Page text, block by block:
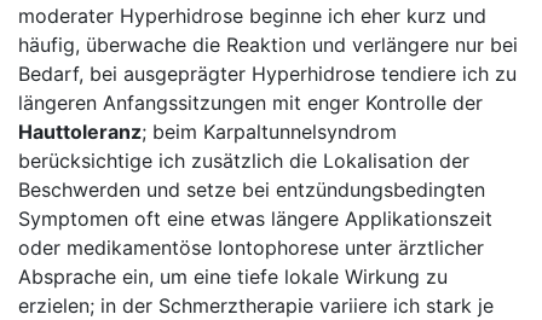
moderater Hyperhidrose beginne ich eher kurz und
häufig, überwache die ⁢Reaktion und verlängere nur bei
Bedarf, bei ausgeprägter Hyperhidrose tendiere ich zu
längeren Anfangssitzungen mit enger Kontrolle der‍
Hauttoleranz;⁣ beim Karpaltunnelsyndrom
berücksichtige⁤ ich ⁢zusätzlich ⁤die Lokalisation der
Beschwerden und setze bei entzündungsbedingten
Symptomen oft eine etwas längere ​Applikationszeit
oder medikamentöse ⁣Iontophorese unter ärztlicher
Absprache⁢ ein, um eine tiefe lokale Wirkung zu
erzielen; in der Schmerztherapie ⁤variiere ich stark je⁤